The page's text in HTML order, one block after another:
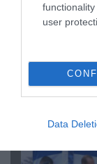
user
Data
06.08.2026 | 09:03
Αττικής